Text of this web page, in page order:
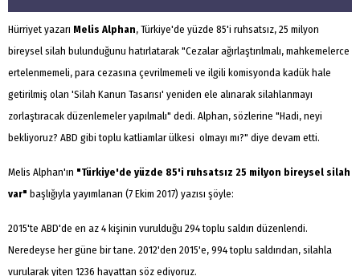
Hürriyet yazarı Melis Alphan, Türkiye'de yüzde 85'i ruhsatsız, 25 milyon
bireysel silah bulunduğunu hatırlatarak "Cezalar ağırlaştırılmalı, mahkemelerce
ertelenmemeli, para cezasına çevrilmemeli ve ilgili komisyonda kadük hale
getirilmiş olan 'Silah Kanun Tasarısı' yeniden ele alınarak silahlanmayı
zorlaştıracak düzenlemeler yapılmalı" dedi. Alphan, sözlerine "Hadi, neyi
bekliyoruz? ABD gibi toplu katliamlar ülkesi olmayı mı?" diye devam etti.
Melis Alphan'ın "Türkiye'de yüzde 85'i ruhsatsız 25 milyon bireysel silah
var" başlığıyla yayımlanan (7 Ekim 2017) yazısı şöyle:
2015'te ABD'de en az 4 kişinin vurulduğu 294 toplu saldırı düzenlendi.
Neredeyse her güne bir tane. 2012'den 2015'e, 994 toplu saldırıdan, silahla
vurularak yiten 1236 hayattan söz ediyoruz.